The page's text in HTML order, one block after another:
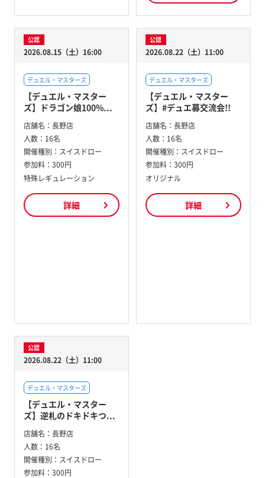
公認
2026.08.15（土）16:00
デュエル・マスターズ
【デュエル・マスター
ズ】ドラゴン娘100%...
店舗名： 長野店
人数： 16名
開催種別： スイスドロー
参加料： 300円
特殊レギュレーション
詳細
公認
2026.08.22（土）11:00
デュエル・マスターズ
【デュエル・マスター
ズ】#デュエ募交流会!!
店舗名： 長野店
人数： 16名
開催種別： スイスドロー
参加料： 300円
オリジナル
詳細
公認
2026.08.22（土）11:00
デュエル・マスターズ
【デュエル・マスター
ズ】逆札のドキドキつ...
店舗名： 長野店
人数： 16名
開催種別： スイスドロー
参加料： 300円